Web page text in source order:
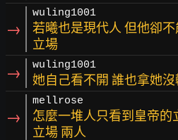
→
wuling1001
若曦也是現代人 但他卻
立場
→ wuling1001
她自己看不開 誰也拿她沒
→
mellrose
怎麼一堆人只看到皇帝的
立場 兩人